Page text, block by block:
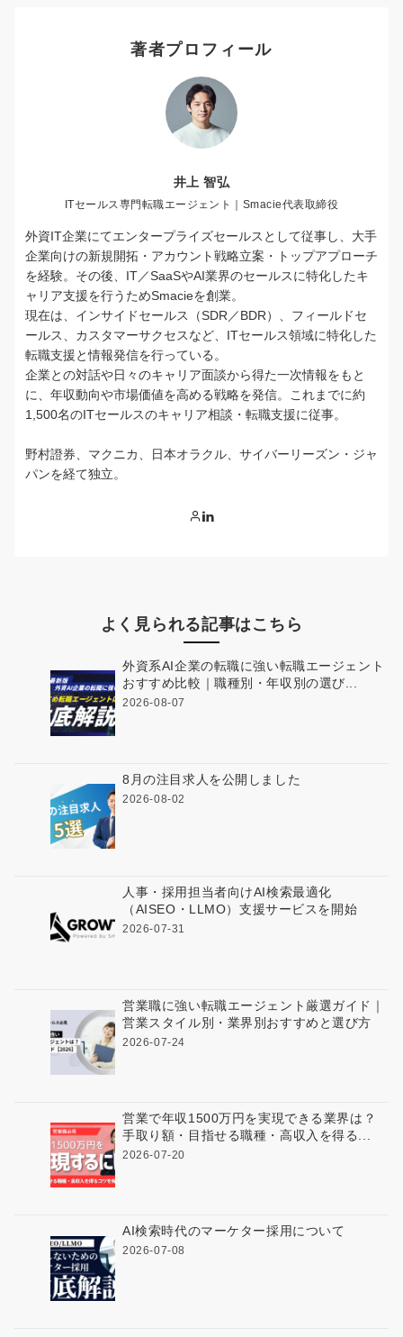
著者プロフィール
井上 智弘
ITセールス専門転職エージェント｜Smacie代表取締役
外資IT企業にてエンタープライズセールスとして従事し、大手
企業向けの新規開拓・アカウント戦略立案・トップアプローチ
を経験。その後、IT／SaaSやAI業界のセールスに特化したキ
ャリア支援を行うためSmacieを創業。
現在は、インサイドセールス（SDR／BDR）、フィールドセ
ールス、カスタマーサクセスなど、ITセールス領域に特化した
転職支援と情報発信を行っている。
企業との対話や日々のキャリア面談から得た一次情報をもと
に、年収動向や市場価値を高める戦略を発信。これまでに約
1,500名のITセールスのキャリア相談・転職支援に従事。
野村證券、マクニカ、日本オラクル、サイバーリーズン・ジャ
パンを経て独立。
よく見られる記事はこちら
外資系AI企業の転職に強い転職エージェント
おすすめ比較｜職種別・年収別の選び...
2026-08-07
8月の注目求人を公開しました
2026-08-02
人事・採用担当者向けAI検索最適化
（AISEO・LLMO）支援サービスを開始
2026-07-31
営業職に強い転職エージェント厳選ガイド｜
営業スタイル別・業界別おすすめと選び方
2026-07-24
営業で年収1500万円を実現できる業界は？
手取り額・目指せる職種・高収入を得る...
2026-07-20
AI検索時代のマーケター採用について
2026-07-08